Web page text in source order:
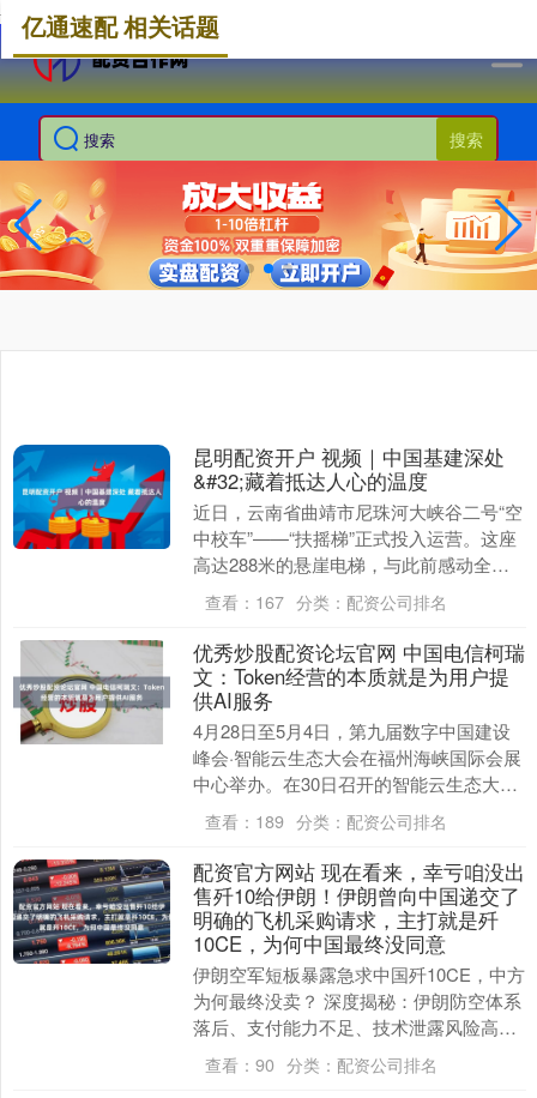
-->
搜索
亿通速配 相关话题
昆明配资开户 视频｜中国基建深处
&#32;藏着抵达人心的温度
近日，云南省曲靖市尼珠河大峡谷二号“空
中校车”——“扶摇梯”正式投入运营。这座
高达288米的悬崖电梯，与此前感动全网
的一号“空中校车”——“青云梯”并肩矗立，
组....
查看： 167 分类： 配资公司排名
优秀炒股配资论坛官网 中国电信柯瑞
文：Token经营的本质就是为用户提
供AI服务
4月28日至5月4日，第九届数字中国建设
峰会·智能云生态大会在福州海峡国际会展
中心举办。在30日召开的智能云生态大会
主论坛上，中国电信董事长柯瑞文发表致
辞。 柯....
查看： 189 分类： 配资公司排名
配资官方网站 现在看来，幸亏咱没出
售歼10给伊朗！伊朗曾向中国递交了
明确的飞机采购请求，主打就是歼
10CE，为何中国最终没同意
伊朗空军短板暴露急求中国歼10CE，中方
为何最终没卖？ 深度揭秘：伊朗防空体系
落后、支付能力不足、技术泄露风险高，
外加美国制裁威胁，让这笔军贸交易无果
而终 20....
查看： 90 分类： 配资公司排名